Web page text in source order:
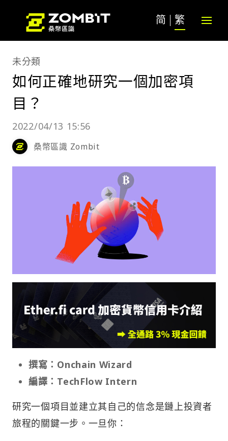
简 繁
未分類
如何正確地研究一個加密項
目？
2022/04/13 15:56
桑幣區識 Zombit
撰寫：Onchain Wizard
編譯：TechFlow Intern
研究一個項目並建立其自己的信念是鏈上投資者
旅程的關鍵一步。一旦你：